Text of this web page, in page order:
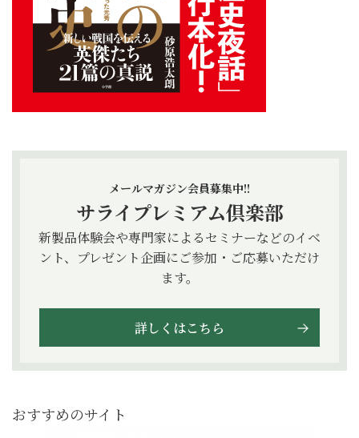
メールマガジン会員募集中!!
サライプレミアム倶楽部
新製品体験会や専門家によるセミナーなどのイベ
ント、プレゼント企画にご参加・ご応募いただけ
ます。
詳しくはこちら
おすすめのサイト